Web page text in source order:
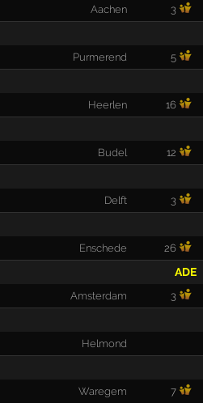
Aachen 3
Purmerend 5
Heerlen 16
Budel 12
Delft 3
Enschede 26
ADE
Amsterdam 3
Helmond
Waregem 7